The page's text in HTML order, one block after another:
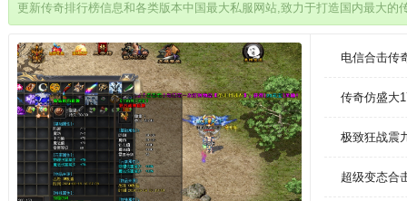
更新传奇排行榜信息和各类版本中国最大私服网站,致力于打造国内最大的
电信合击传
传奇仿盛大
极致狂战震
超级变态合